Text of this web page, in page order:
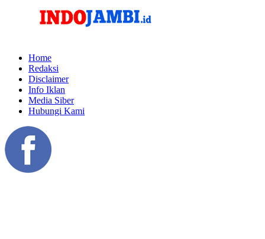
Home
Redaksi
Disclaimer
Info Iklan
Media Siber
Hubungi Kami